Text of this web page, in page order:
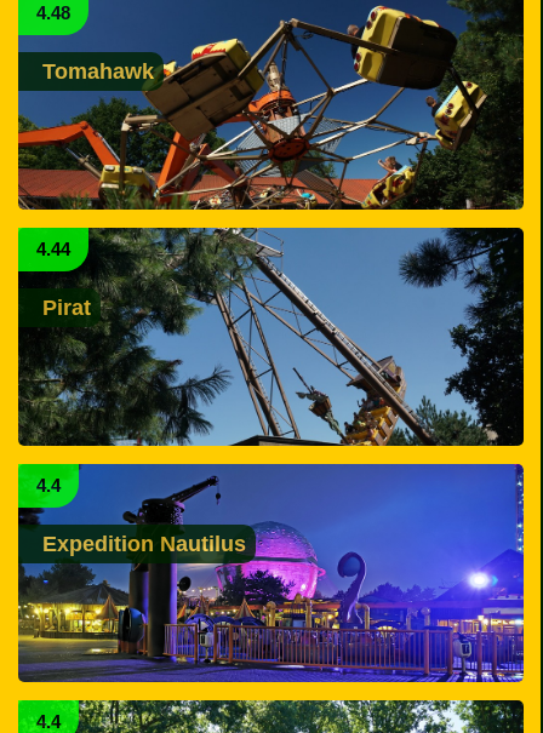
4.48
Tomahawk
4.44
Pirat
4.4
Expedition Nautilus
4.4